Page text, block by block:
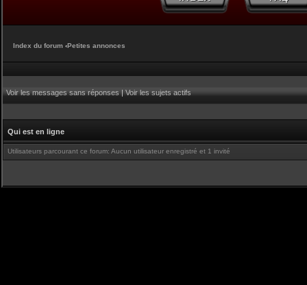
Index du forum ‹Petites annonces
Voir les messages sans réponses|Voir les sujets actifs
Qui est en ligne
Utilisateurs parcourant ce forum: Aucun utilisateur enregistré et 1 invité